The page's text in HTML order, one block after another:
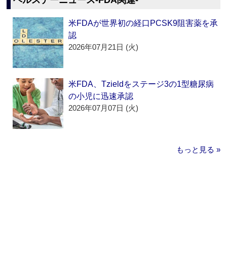
米FDAが世界初の経口PCSK9阻害薬を承
認
2026年07月21日 (火)
米FDA、Tzieldをステージ3の1型糖尿病
の小児に迅速承認
2026年07月07日 (火)
もっと見る »